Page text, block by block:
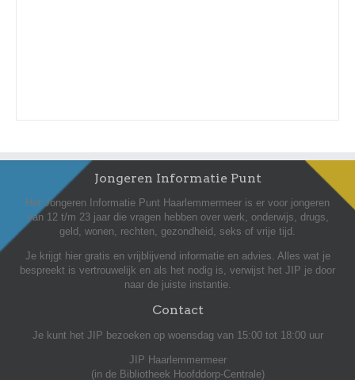
Jongeren Informatie Punt
Het Jongeren Informatie Punt Haarlemmermeer is er voor jongeren
van 12 t/m 23 jaar die vragen hebben over werk, onderwijs, drugs,
geld, wonen, rechten, gezondheid, seks of vrije tijd.
Je krijgt hier gratis en vrijblijvend informatie en advies. Alles wat je
bespreekt is vertrouwelijk en als het nodig is, verwijst het JIP je door
naar de juiste instantie.
Contact
Je kunt het JIP bezoeken op woensdag van 15:00 tot 18:00 uur
JIP Haarlemmermeer
(in de Bibliotheek Hoofddorp-Centrale)